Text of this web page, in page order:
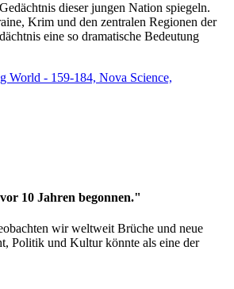
dieser jungen Nation spiegeln.
Krim und den zentralen Regionen der
eine so dramatische Bedeutung
World - 159-184, Nova Science,
10 Jahren begonnen."
wir weltweit Brüche und neue
Politik und Kultur könnte als eine der